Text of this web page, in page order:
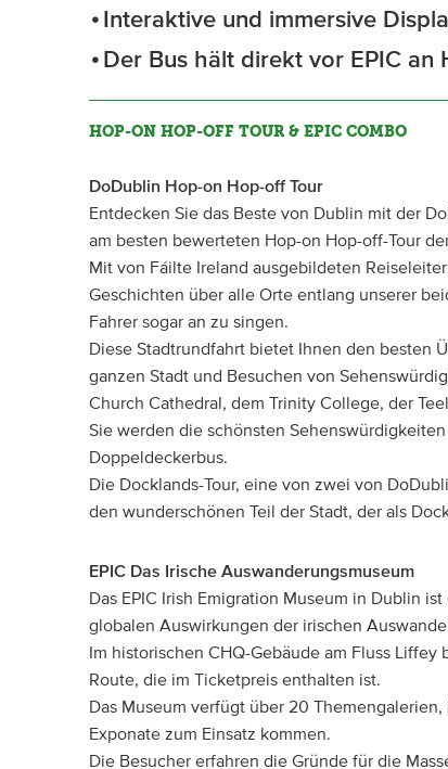
Interaktive und immersive
Der Bus hält direkt vor EPIC an
HOP-ON HOP-OFF TOUR & EPIC COMBO
DoDublin Hop-on Hop-off Tour
Entdecken Sie das Beste von Dublin mit der
am besten bewerteten Hop-on Hop-off-Tour
Mit von Fáilte Ireland ausgebildeten
Geschichten über alle Orte entlang unserer
Fahrer sogar an zu singen.
Diese Stadtrundfahrt bietet Ihnen den besten
ganzen Stadt und Besuchen von
Church Cathedral, dem Trinity College, der
Sie werden die schönsten
Doppeldeckerbus.
Die Docklands-Tour, eine von zwei von
den wunderschönen Teil der Stadt, der als
EPIC Das Irische Auswanderungsmuseum
Das EPIC Irish Emigration Museum in Dublin
globalen Auswirkungen der irischen
Im historischen CHQ-Gebäude am Fluss
Route, die im Ticketpreis enthalten ist.
Das Museum verfügt über 20
Exponate zum Einsatz kommen.
Die Besucher erfahren die Gründe für die